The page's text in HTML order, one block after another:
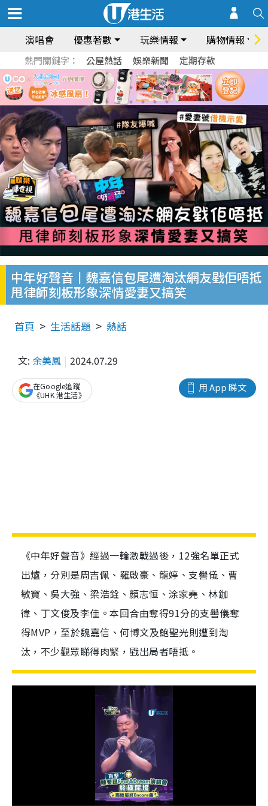
演唱會 優惠著數 玩樂情報 購物情報
熱門關鍵字： 公屋熱話 娛樂新聞 定期存款
中年好聲音丨魏嘉信包尾遭淘汰網友戥佢唔抵
甩律師刻板形象深情愛妻又搞笑
首頁 生活話題 熱話
文: 余美鳳 2024.07.29
用 App 睇文
在Google追蹤
《UHK 港生活》
《中年好聲音》經過一輪激戰過後，12強名單正式
出爐，分別是周吉佩、羅啟豪、龍婷、支嚳儀、曹
敏寶、吳大強、梁浩銓、顏志恒、涂家堯、林鉫
徫、丁文俊及李佳。本回合由奪得91分的支嚳儀奪
得MVP，至於魏嘉信、何博文及鮑聖光則遭到淘
汰，不少觀眾睇得肉緊，戥出局者唔抵。